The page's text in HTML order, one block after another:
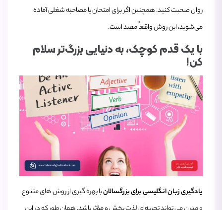
روان صحبت کنید. همچنین اگر برای امتحان یا مصاحبه شغلی آماده
می‌شوید، این روش واقعاً مفید است.
با یک قدم کوچک، به دنیایی بزرگ‌تر سلام
کن!
یادگیری زبان انگلیسی برای بزرگسالانبا بهره‌ گیری از روش‌ های متنوع